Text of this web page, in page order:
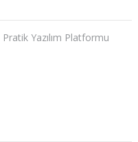
Pratik Yazılım Platformu